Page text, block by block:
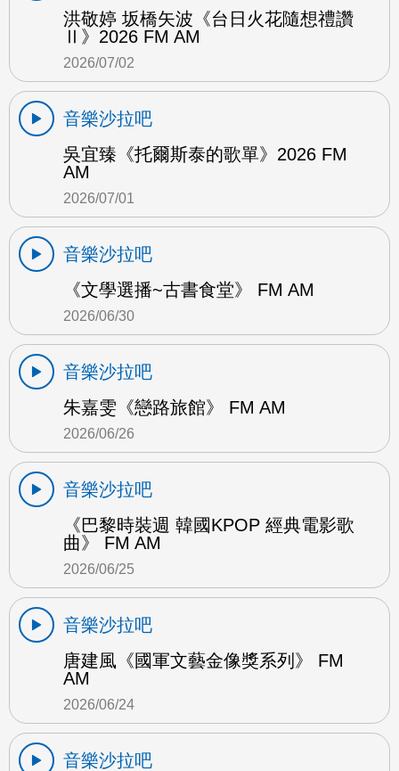
洪敬婷 坂橋矢波《台日火花隨想禮讚
Ⅱ》2026 FM AM
2026/07/02
音樂沙拉吧
吳宜臻《托爾斯泰的歌單》2026 FM
AM
2026/07/01
音樂沙拉吧
《文學選播~古書食堂》 FM AM
2026/06/30
音樂沙拉吧
朱嘉雯《戀路旅館》 FM AM
2026/06/26
音樂沙拉吧
《巴黎時裝週 韓國KPOP 經典電影歌
曲》 FM AM
2026/06/25
音樂沙拉吧
唐建風《國軍文藝金像獎系列》 FM
AM
2026/06/24
音樂沙拉吧